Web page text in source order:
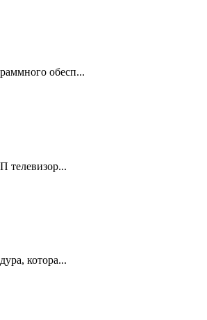
обесп...
телевизор...
котора...